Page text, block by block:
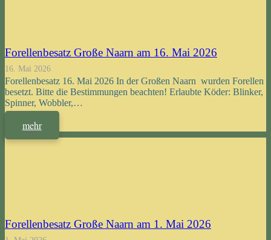
Forellenbesatz Große Naarn am 16. Mai 2026
16. Mai 2026
Forellenbesatz 16. Mai 2026 In der Großen Naarn wurden Forellen
besetzt. Bitte die Bestimmungen beachten! Erlaubte Köder: Blinker,
Spinner, Wobbler,…
mehr
Forellenbesatz Große Naarn am 1. Mai 2026